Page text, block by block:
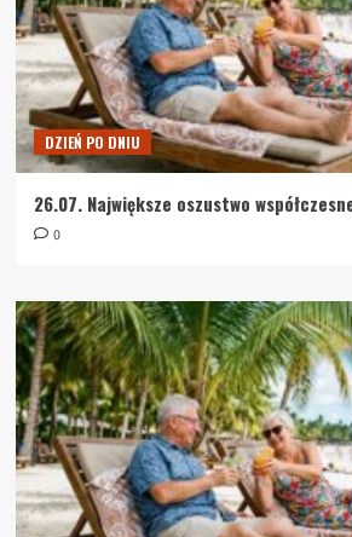
DZIEŃ PO DNIU
26.07. Największe oszustwo
0